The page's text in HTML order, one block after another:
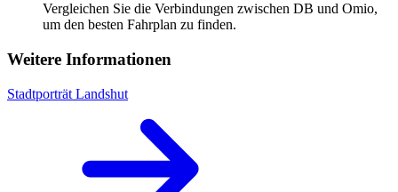
Vergleichen Sie die Verbindungen zwischen DB und Omio,
um den besten Fahrplan zu finden.
Weitere Informationen
Stadtporträt Landshut